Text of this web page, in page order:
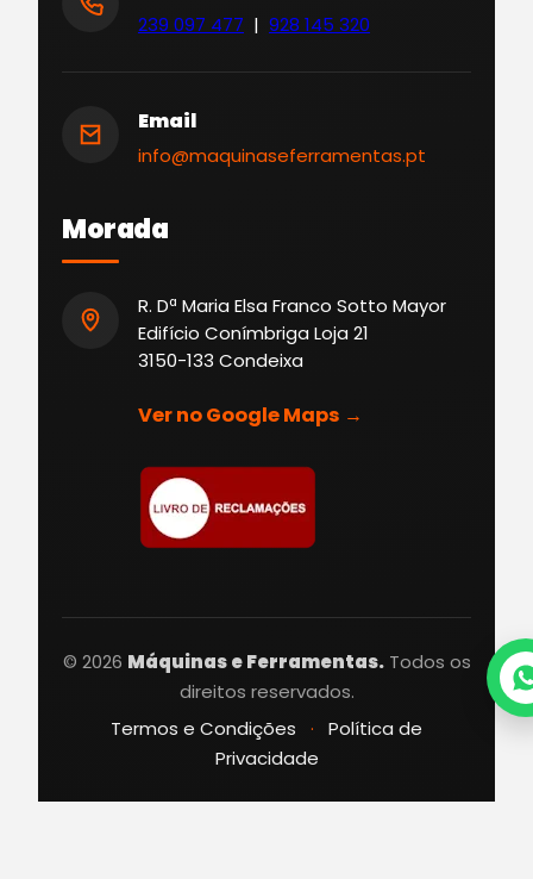
239 097 477 | 928 145 320
Email
info@maquinaseferramentas.pt
Morada
R. Dª Maria Elsa Franco Sotto Mayor
Edifício Conímbriga Loja 21
3150-133 Condeixa
Ver no Google Maps →
© 2026 Máquinas e Ferramentas.Todos os
direitos reservados.
Termos e Condições
·
Política de
Privacidade